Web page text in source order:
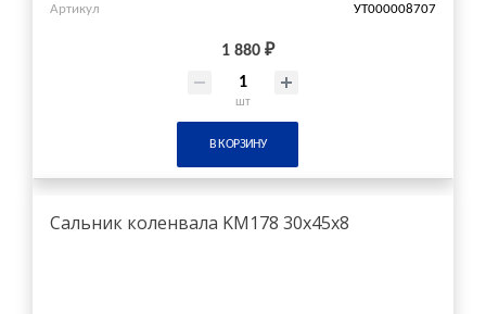
Артикул УТ000008707
1 880 ₽
шт
В КОРЗИНУ
Сальник коленвала KM178 30x45x8